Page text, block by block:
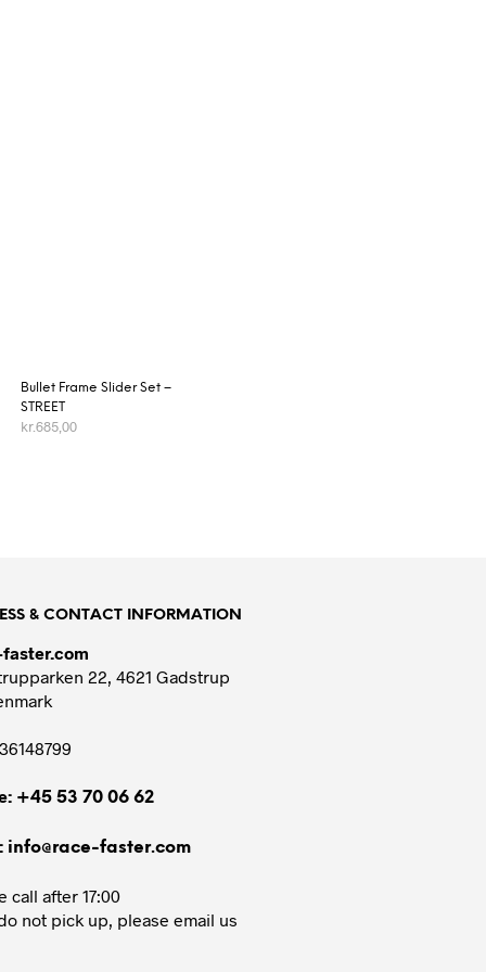
Bullet Frame Slider Set –
STREET
kr.685,00
& CONTACT INFORMATION
faster.com
22, 4621 Gadstrup
36148799
+45 53 70 06 62
info@race-faster.com
call after 17:00
not pick up, please email us